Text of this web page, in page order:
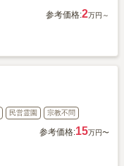
参考価格:2万円～
民営霊園 宗教不問
参考価格:15万円〜